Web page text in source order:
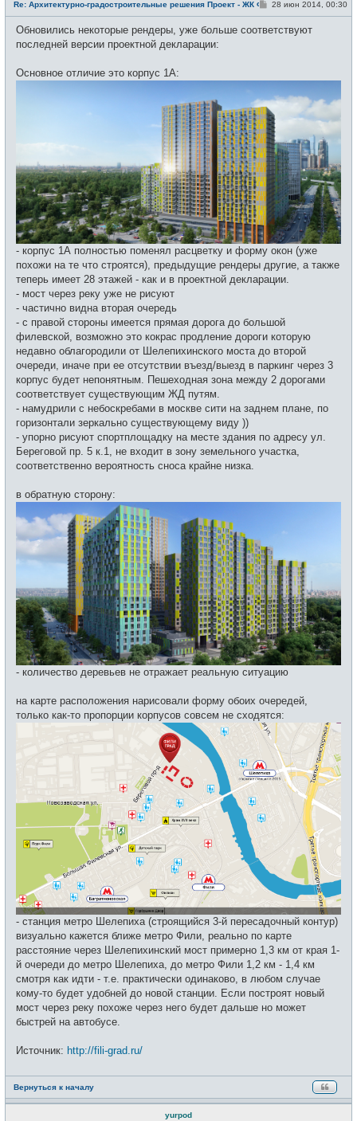
т
и
Re: Архитектурно-градостроительные решения Проект - ЖК Фили
С
б
е
28 июн 2014, 00:30
Обновились некоторые рендеры, уже больше соответствуют
последней версии проектной декларации:
Основное отличие это корпус 1А:
- корпус 1А полностью поменял расцветку и форму окон (уже
похожи на те что строятся), предыдущие рендеры другие, а также
теперь имеет 28 этажей - как и в проектной декларации.
- мост через реку уже не рисуют
- частично видна вторая очередь
- с правой стороны имеется прямая дорога до большой
филевской, возможно это кокрас продление дороги которую
недавно облагородили от Шелепихинского моста до второй
очереди, иначе при ее отсутствии въезд/выезд в паркинг через 3
корпус будет непонятным. Пешеходная зона между 2 дорогами
соответствует существующим ЖД путям.
- намудрили с небоскребами в москве сити на заднем плане, по
горизонтали зеркально существующему виду ))
- упорно рисуют спортплощадку на месте здания по адресу ул.
Береговой пр. 5 к.1, не входит в зону земельного участка,
соответственно вероятность сноса крайне низка.
в обратную сторону:
- количество деревьев не отражает реальную ситуацию
на карте расположения нарисовали форму обоих очередей,
только как-то пропорции корпусов совсем не сходятся:
- станция метро Шелепиха (строящийся 3-й пересадочный контур)
визуально кажется ближе метро Фили, реально по карте
расстояние через Шелепихинский мост примерно 1,3 км от края 1-
й очереди до метро Шелепиха, до метро Фили 1,2 км - 1,4 км
смотря как идти - т.е. практически одинаково, в любом случае
кому-то будет удобней до новой станции. Если построят новый
мост через реку похоже через него будет дальше но может
быстрей на автобусе.
Источник: http://fili-grad.ru/
Вернуться к началу
yurpod